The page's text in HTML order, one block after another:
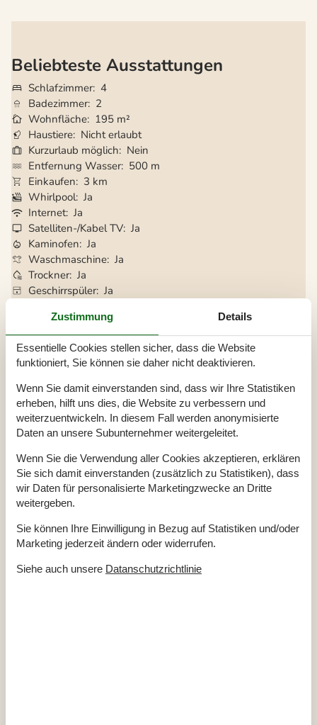
Beliebteste Ausstattungen
Schlafzimmer 4
Badezimmer 2
Wohnfläche 195 m²
Haustiere Nicht erlaubt
Kurzurlaub möglich
Nein
Entfernung Wasser 500 m
Einkaufen
3 km
Whirlpool Ja
Internet Ja
Satelliten-/Kabel TV Ja
Kaminofen Ja
Waschmaschine Ja
Trockner Ja
Geschirrspüler Ja
Klimafreundlich Ja
Gesamte Ausstattung
Badezimmer
Badewanne
Badezimmer
Dusche 2
WC 2
Diverse
Anzahl Badezimmer
Anzahl Schlafzimmer
Baujahr 2014
Energiehaus
Hoch Geschwindigkeits Internet
Luft/Luft Wärmepumpe
Zustimmung Details
Essentielle Cookies stellen sicher, dass die Website
funktioniert, Sie können sie daher nicht deaktivieren.
Wenn Sie damit einverstanden sind, dass wir Ihre Statistiken
erheben, hilft uns dies, die Website zu verbessern und
weiterzuentwickeln. In diesem Fall werden anonymisierte
Daten an unsere Subunternehmer weitergeleitet.
Wenn Sie die Verwendung aller Cookies akzeptieren, erklären
Sie sich damit einverstanden (zusätzlich zu Statistiken), dass
wir Daten für personalisierte Marketingzwecke an Dritte
weitergeben.
Sie können Ihre Einwilligung in Bezug auf Statistiken und/oder
Marketing jederzeit ändern oder widerrufen.
Siehe auch unsere Datanschutzrichtlinie